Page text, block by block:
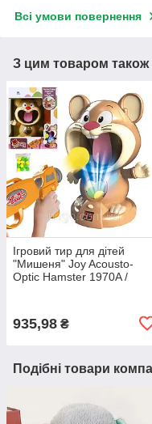
Всі умови повернення
З цим товаром
Ігровий тир для дітей
"Мишеня" Joy Acousto-
Optic Hamster 1970A /
935,98 ₴
Подібні товари